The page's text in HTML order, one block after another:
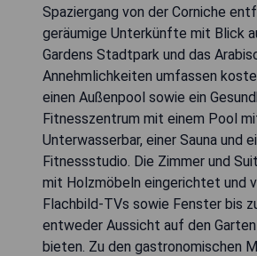
Spaziergang von der Corniche
geräumige Unterkünfte mit Blick
Gardens Stadtpark und das
Annehmlichkeiten umfassen
einen Außenpool sowie ein
Fitnesszentrum mit einem Pool
Unterwasserbar, einer Sauna und
Fitnessstudio. Die Zimmer und
mit Holzmöbeln eingerichtet und
Flachbild-TVs sowie Fenster bis
entweder Aussicht auf den
bieten. Zu den gastronomischen